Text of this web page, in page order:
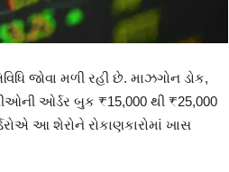
જોવા મળી રહી છે. માઝગોન ડોક,
ઓર્ડર બુક ₹15,000 થી ₹25,000
આ શેરોને રોકાણકારોમાં ખાસ